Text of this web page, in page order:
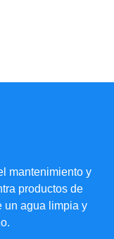
mantenimiento y
productos de
un agua limpia y